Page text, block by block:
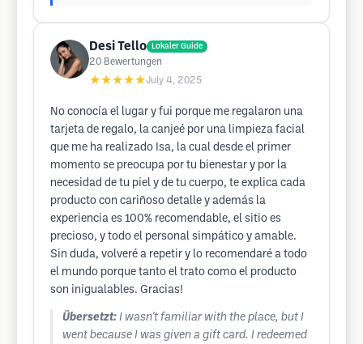
Desi Tello Lokaler Guide
20 Bewertungen
★★★★★July 4, 2025
No conocía el lugar y fui porque me regalaron una
tarjeta de regalo, la canjeé por una limpieza facial
que me ha realizado Isa, la cual desde el primer
momento se preocupa por tu bienestar y por la
necesidad de tu piel y de tu cuerpo, te explica cada
producto con cariñoso detalle y además la
experiencia es 100% recomendable, el sitio es
precioso, y todo el personal simpático y amable.
Sin duda, volveré a repetir y lo recomendaré a todo
el mundo porque tanto el trato como el producto
son inigualables. Gracias!
Übersetzt: I wasn't familiar with the place, but I
went because I was given a gift card. I redeemed